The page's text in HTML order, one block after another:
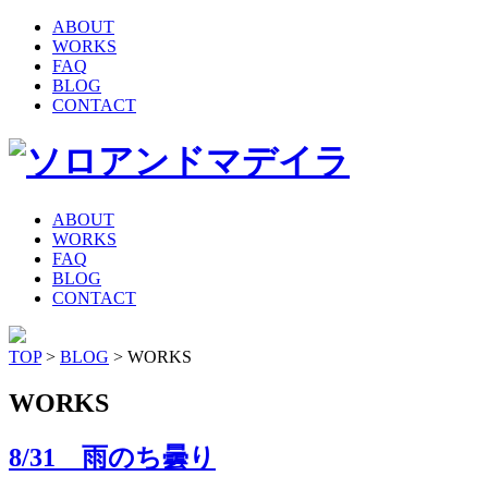
ABOUT
WORKS
FAQ
BLOG
CONTACT
ABOUT
WORKS
FAQ
BLOG
CONTACT
TOP> BLOG > WORKS
WORKS
8/31 雨のち曇り